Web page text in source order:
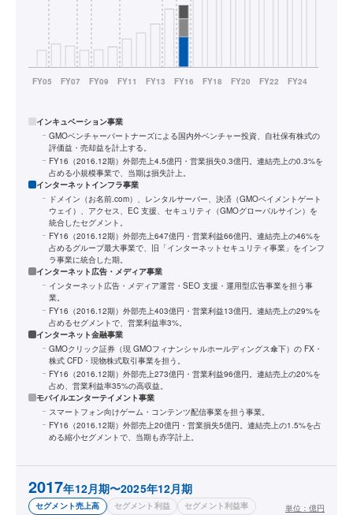
インキュベーション事業
GMOベンチャーパートナーズによる国内外ベンチャー投資、自社保有株式の
評価益・売却益を計上する。
FY16（2016.12期）外部売上4.5億円・営業損失0.3億円。連結売上の0.3%を
占める小規模事業で、当期は損失計上。
インターネットインフラ事業
ドメイン（お名前.com）、レンタルサーバー、決済（GMOペイメントゲート
ウェイ）、アクセス、EC 支援、セキュリティ（GMOグローバルサイン）を
統合したセグメント。
FY16（2016.12期）外部売上647億円・営業利益66億円。連結売上の46%を
占めるグループ最大事業で、旧「インターネットセキュリティ事業」をインフ
ラ事業に統合した期。
インターネット広告・メディア事業
インターネット広告・メディア運営・SEO 支援・運用型広告事業を担う事
業。
FY16（2016.12期）外部売上403億円・営業利益13億円。連結売上の29%を
占めるセグメントで、営業利益率3%。
インターネット金融事業
GMOクリック証券（現 GMOフィナンシャルホールディングス傘下）の FX・
株式 CFD・現物株式取引事業を担う。
FY16（2016.12期）外部売上273億円・営業利益96億円。連結売上の20%を
占め、営業利益率35%の高収益。
モバイルエンターテイメント事業
スマートフォン向けゲーム・コンテンツ配信事業を担う事業。
FY16（2016.12期）外部売上20億円・営業損失5億円。連結売上の1.5%を占
める縮小セグメントで、当期も赤字計上。
2017年12月期〜2025年12月期
セグメント売上高 セグメント利益 セグメント利益率 単位： 億円